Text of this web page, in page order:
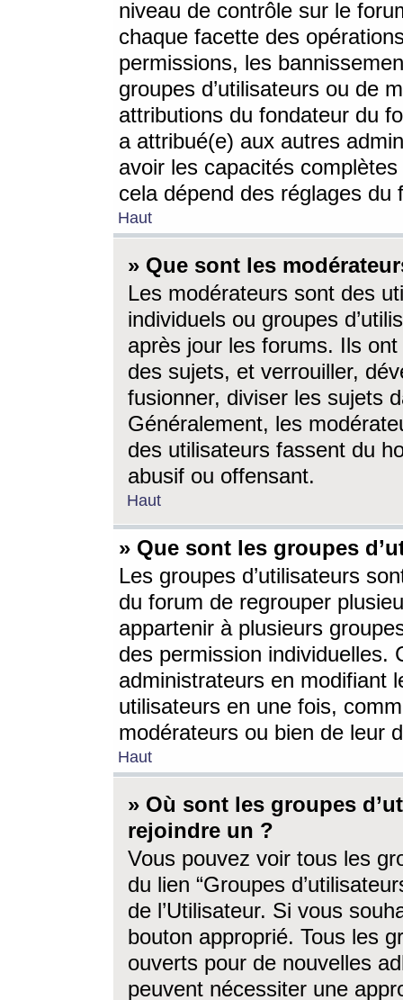
niveau de contrôle sur le
chaque facette des
permissions, les
groupes d’utilisateurs ou de
attributions du fondateur du
a attribué(e) aux autres
avoir les capacités
cela dépend des réglages du
Haut
» Que sont les
Les modérateurs sont des
individuels ou groupes
après jour les forums. Ils ont
des sujets, et verrouiller,
fusionner, diviser les sujets
Généralement, les
des utilisateurs fassent du
abusif ou offensant.
Haut
» Que sont les groupes
Les groupes d’utilisateurs
du forum de regrouper
appartenir à plusieurs
des permission individuelles.
administrateurs en modifiant
utilisateurs en une fois,
modérateurs ou bien de leur
Haut
» Où sont les groupes
rejoindre un ?
Vous pouvez voir tous les
du lien “Groupes
de l’Utilisateur. Si vous
bouton approprié. Tous les
ouverts pour de nouvelles
peuvent nécessiter une